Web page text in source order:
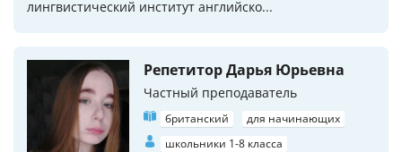
лингвистический институт английско...
Репетитор Дарья Юрьевна
Частный преподаватель
британский
для начинающих
школьники 1-8 класса